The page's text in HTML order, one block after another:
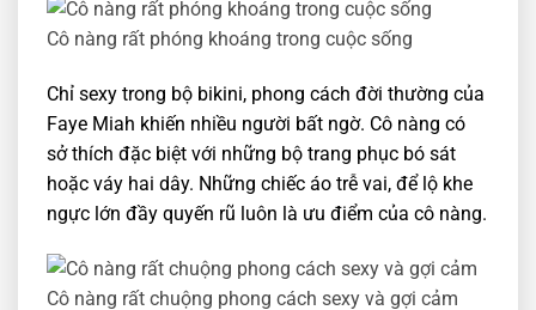
Cô nàng rất phóng khoáng trong cuộc sống
Chỉ sexy trong bộ bikini, phong cách đời thường của
Faye Miah khiến nhiều người bất ngờ. Cô nàng có
sở thích đặc biệt với những bộ trang phục bó sát
hoặc váy hai dây. Những chiếc áo trễ vai, để lộ khe
ngực lớn đầy quyến rũ luôn là ưu điểm của cô nàng.
Cô nàng rất chuộng phong cách sexy và gợi cảm